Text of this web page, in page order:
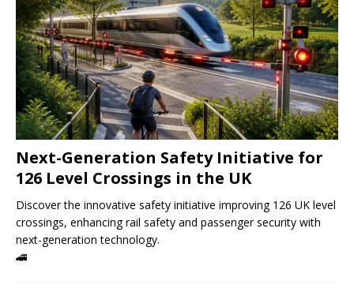
Next-Generation Safety Initiative for
126 Level Crossings in the UK
Discover the innovative safety initiative improving 126 UK level
crossings, enhancing rail safety and passenger security with
next-generation technology.
🚄